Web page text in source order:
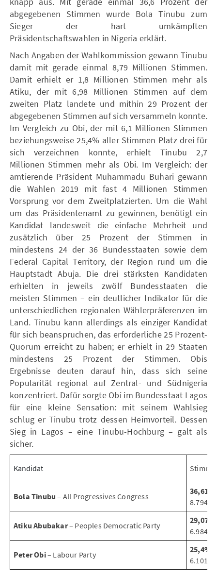
abgegebenen Stimmen wurde Bola Tinubu zum
Sieger der hart umkämpften
Präsidentschaftswahlen in Nigeria erklärt.
Nach Angaben der Wahlkommission gewann Tinubu
damit mit gerade einmal 8,79 Millionen Stimmen.
Damit erhielt er 1,8 Millionen Stimmen mehr als
Atiku, der mit 6,98 Millionen Stimmen auf dem
zweiten Platz landete und mithin 29 Prozent der
abgegebenen Stimmen auf sich versammeln konnte.
Im Vergleich zu Obi, der mit 6,1 Millionen Stimmen
beziehungsweise 25,4% aller Stimmen Platz drei für
sich verzeichnen konnte, erhielt Tinubu 2,7
Millionen Stimmen mehr als Obi. Im Vergleich: der
amtierende Präsident Muhammadu Buhari gewann
die Wahlen 2019 mit fast 4 Millionen Stimmen
Vorsprung vor dem Zweitplatzierten. Um die Wahl
um das Präsidentenamt zu gewinnen, benötigt ein
Kandidat landesweit die einfache Mehrheit und
zusätzlich über 25 Prozent der Stimmen in
mindestens 24 der 36 Bundesstaaten sowie dem
Federal Capital Territory, der Region rund um die
Hauptstadt Abuja. Die drei stärksten Kandidaten
erhielten in jeweils zwölf Bundesstaaten die
meisten Stimmen – ein deutlicher Indikator für die
unterschiedlichen regionalen Wählerpräferenzen im
Land. Tinubu kann allerdings als einziger Kandidat
für sich beanspruchen, das erforderliche 25 Prozent-
Quorum erreicht zu haben; er erhielt in 29 Staaten
mindestens 25 Prozent der Stimmen. Obis
Ergebnisse deuten darauf hin, dass sich seine
Popularität regional auf Zentral- und Südnigeria
konzentriert. Dafür sorgte Obi im Bundesstaat Lagos
für eine kleine Sensation: mit seinem Wahlsieg
schlug er Tinubu trotz dessen Heimvorteil. Dessen
Sieg in Lagos – eine Tinubu-Hochburg – galt als
sicher.
Kandidat
Bola Tinubu– All Progressives Congress 36,61%
Atiku Abubakar– Peoples Democratic Party 29,07%
Peter Obi– Labour Party 25,4%